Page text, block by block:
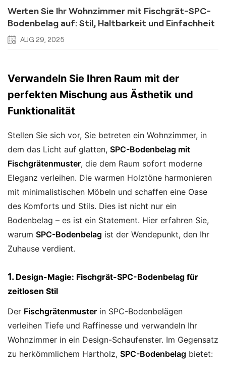
Werten Sie Ihr Wohnzimmer mit Fischgrät-SPC-
Bodenbelag auf: Stil, Haltbarkeit und Einfachheit
AUG 29, 2025
Verwandeln Sie Ihren Raum mit der
perfekten Mischung aus Ästhetik und
Funktionalität
Stellen Sie sich vor, Sie betreten ein Wohnzimmer, in
dem das Licht auf glatten, SPC-Bodenbelag mit
Fischgrätenmuster, die dem Raum sofort moderne
Eleganz verleihen. Die warmen Holztöne harmonieren
mit minimalistischen Möbeln und schaffen eine Oase
des Komforts und Stils. Dies ist nicht nur ein
Bodenbelag – es ist ein Statement. Hier erfahren Sie,
warum SPC-Bodenbelag ist der Wendepunkt, den Ihr
Zuhause verdient.
1. Design-Magie: Fischgrät-SPC-Bodenbelag für
zeitlosen Stil
Der Fischgrätenmuster in SPC-Bodenbelägen
verleihen Tiefe und Raffinesse und verwandeln Ihr
Wohnzimmer in ein Design-Schaufenster. Im Gegensatz
zu herkömmlichem Hartholz, SPC-Bodenbelag bietet: